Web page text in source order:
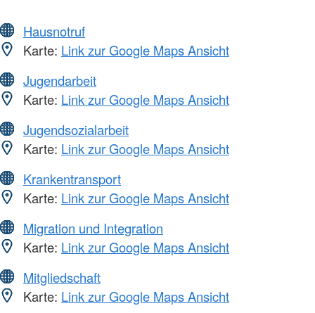
Hausnotruf
Karte: Link zur Google Maps Ansicht
Jugendarbeit
Karte: Link zur Google Maps Ansicht
Jugendsozialarbeit
Karte: Link zur Google Maps Ansicht
Krankentransport
Karte: Link zur Google Maps Ansicht
Migration und Integration
Karte: Link zur Google Maps Ansicht
Mitgliedschaft
Karte: Link zur Google Maps Ansicht